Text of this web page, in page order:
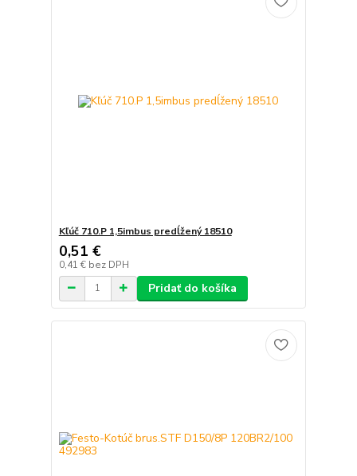
Kľúč 710.P 1,5imbus predĺžený 18510
0,51 €
0,41 € bez DPH
Pridať do košíka